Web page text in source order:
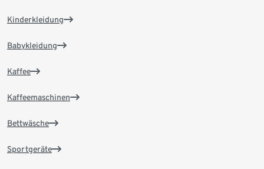
Kinderkleidung
Babykleidung
Kaffee
Kaffeemaschinen
Bettwäsche
Sportgeräte